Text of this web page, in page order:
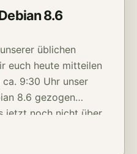
8.6
üblichen
euch heute mitteilen
9:30 Uhr unser
8.6 gezogen
jetzt noch nicht über
verschwundene